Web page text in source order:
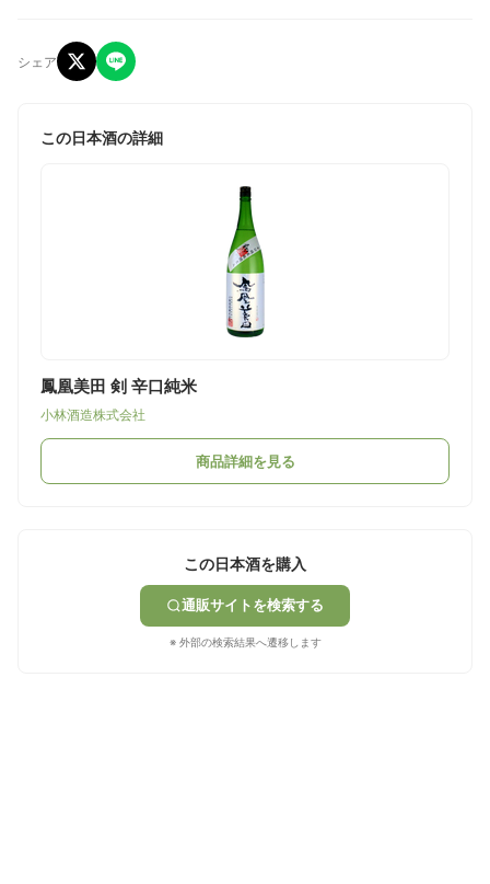
シェア
この日本酒の詳細
鳳凰美田 剣 辛口純米
小林酒造株式会社
商品詳細を見る
この日本酒を購入
通販サイトを検索する
※ 外部の検索結果へ遷移します